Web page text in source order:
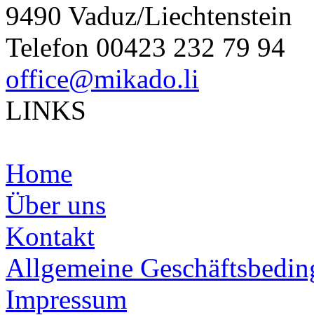
9490 Vaduz/Liechtenstein
Telefon 00423 232 79 94
office@mikado.li
LINKS
Home
Über uns
Kontakt
Allgemeine
Impressum